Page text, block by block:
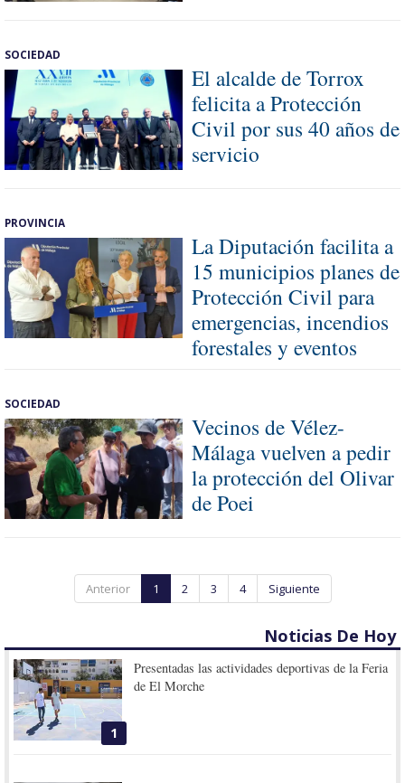
SOCIEDAD
El alcalde de Torrox
felicita a Protección
Civil por sus 40 años de
servicio
PROVINCIA
La Diputación facilita a
15 municipios planes de
Protección Civil para
emergencias, incendios
forestales y eventos
SOCIEDAD
Vecinos de Vélez-
Málaga vuelven a pedir
la protección del Olivar
de Poei
Anterior 1 2 3 4 Siguiente
Noticias De Hoy
1
Presentadas las actividades deportivas de la Feria
de El Morche